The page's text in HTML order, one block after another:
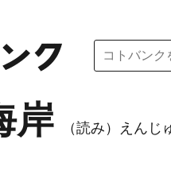
岸 （読み）えんじ